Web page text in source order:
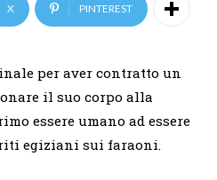
X PINTEREST
per aver contratto un
il suo corpo alla
essere umano ad essere
egiziani sui faraoni.